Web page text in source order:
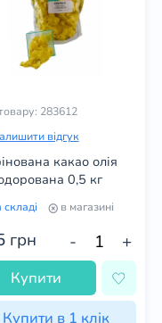
283612
відгук
какао олія
0,5 кг
складі в магазині
грн - +
Купити
Купити в 1 клік